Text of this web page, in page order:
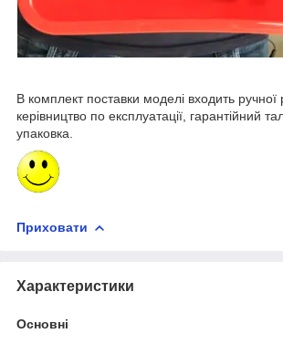
В комплект поставки моделі входить ручної
керівництво по експлуатації, гарантійний
упаковка.
Приховати
Характеристики
Основні